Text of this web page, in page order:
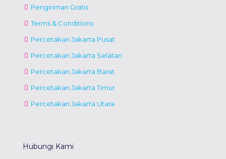
Pengiriman Gratis
Terms & Conditions
Percetakan Jakarta Pusat
Percetakan Jakarta Selatan
Percetakan Jakarta Barat
Percetakan Jakarta Timur
Percetakan Jakarta Utara
Hubungi Kami